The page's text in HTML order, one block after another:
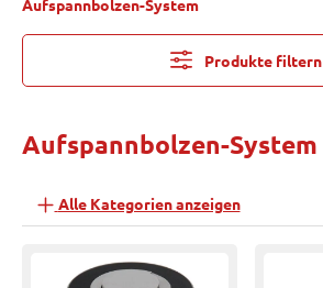
Aufspannbolzen-System
Produkte filtern
Aufspannbolzen-System
Alle Kategorien anzeigen